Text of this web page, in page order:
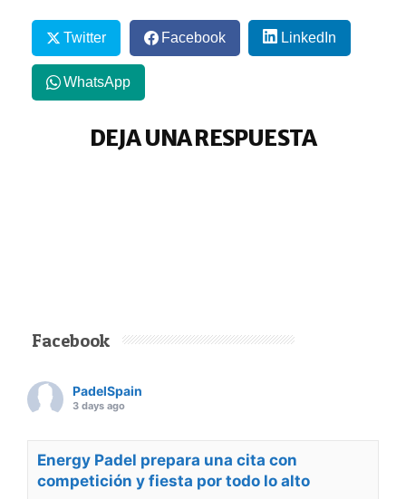
Twitter Facebook LinkedIn
WhatsApp
DEJA UNA RESPUESTA
Facebook
PadelSpain
3 days ago
Energy Padel prepara una cita con
competición y fiesta por todo lo alto